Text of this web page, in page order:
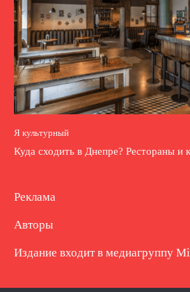
Я культурный
Куда сходить в Днепре? Рестораны и
Реклама
Авторы
Издание входит в медиагруппу